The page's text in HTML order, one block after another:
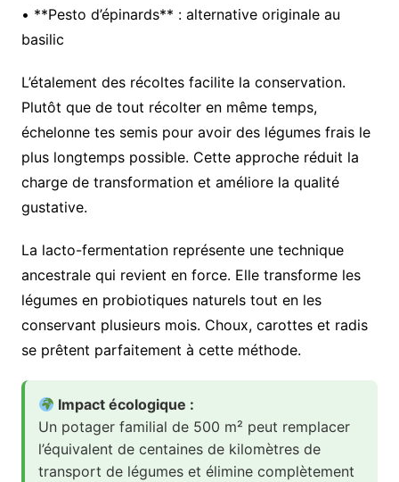
• **Pesto d’épinards** : alternative originale au
basilic
L’étalement des récoltes facilite la conservation.
Plutôt que de tout récolter en même temps,
échelonne tes semis pour avoir des légumes frais le
plus longtemps possible. Cette approche réduit la
charge de transformation et améliore la qualité
gustative.
La lacto-fermentation représente une technique
ancestrale qui revient en force. Elle transforme les
légumes en probiotiques naturels tout en les
conservant plusieurs mois. Choux, carottes et radis
se prêtent parfaitement à cette méthode.
Impact écologique :
Un potager familial de 500 m² peut remplacer
l’équivalent de centaines de kilomètres de
transport de légumes et élimine complètement